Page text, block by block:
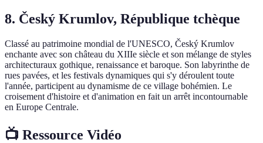
8. Český Krumlov, République tchèque
Classé au patrimoine mondial de l'UNESCO, Český Krumlov
enchante avec son château du XIIIe siècle et son mélange de styles
architecturaux gothique, renaissance et baroque. Son labyrinthe de
rues pavées, et les festivals dynamiques qui s'y déroulent toute
l'année, participent au dynamisme de ce village bohémien. Le
croisement d'histoire et d'animation en fait un arrêt incontournable
en Europe Centrale.
📺 Ressource Vidéo